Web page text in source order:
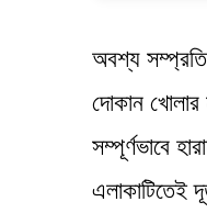
অবশ্য সম্প্রতি
দোকান খোলার
সম্পূর্ণভাবে
এলাকাটিতেই